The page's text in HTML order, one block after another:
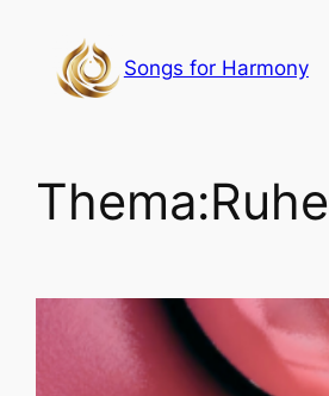
springen
Songs for Harmony
Thema:Ruhe